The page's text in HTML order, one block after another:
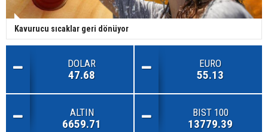
Kavurucu sıcaklar geri dönüyor
DOLAR
47.68
EURO
55.13
ALTIN
6659.71
BIST 100
13779.39